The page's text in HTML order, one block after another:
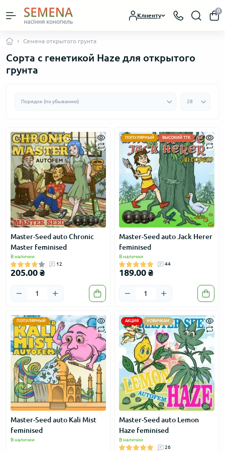
Клиенту
0
Семена открытого грунта
Сорта с генетикой Haze для открытого
грунта
Master-Seed auto Chronic
Master feminised
В наличии
12
205.00 ₴
ПОПУЛЯРНЫЙ ВЫСОКИЙ ТГК
Master-Seed auto Jack Herer
feminised
В наличии
44
189.00 ₴
ПОПУЛЯРНЫЙ
Master-Seed auto Kali Mist
feminised
В наличии
АКЦИЯ НОВИЧКАМ
Master-Seed auto Lemon
Haze feminised
В наличии
26